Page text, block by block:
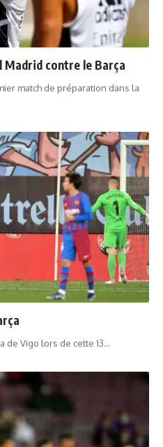
contre le Barça
match de préparation dans la
de Vigo lors de cette 13…